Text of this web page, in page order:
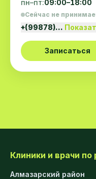
пн–пт:09:00–18:00
Сейчас не
+(99878)…
Записаться
Клиники и врачи
Алмазарский район